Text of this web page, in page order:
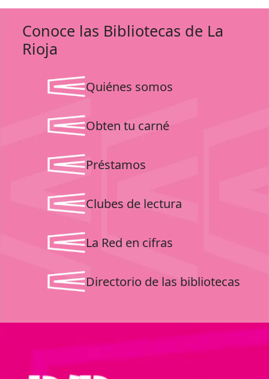
Conoce las Bibliotecas de La
Rioja
Quiénes somos
Obten tu carné
Préstamos
Clubes de lectura
La Red en cifras
Directorio de las bibliotecas